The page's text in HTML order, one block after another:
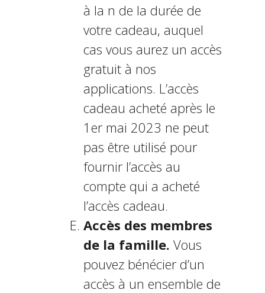
à la fin de la durée de
votre cadeau, auquel
cas vous aurez un accès
gratuit à nos
applications. L’accès
cadeau acheté après le
1er mai 2023 ne peut
pas être utilisé pour
fournir l’accès au
compte qui a acheté
l’accès cadeau.
Accès des membres
de la famille. Vous
pouvez bénéficier d’un
accès à un ensemble de